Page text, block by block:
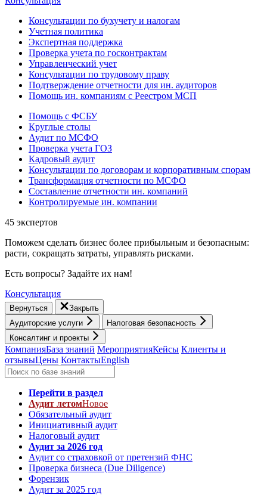
Консультации по бухучету и налогам
Учетная политика
Экспертная поддержка
Проверка учета по госконтрактам
Управленческий учет
Консультации по трудовому праву
Подтверждение отчетности для ин. аудиторов
Помощь ин. компаниям с Реестром МСП
Помощь с ФСБУ
Круглые столы
Аудит по МСФО
Проверка учета ГОЗ
Кадровый аудит
Консультации по договорам и корпоративным спорам
Трансформация отчетности по МСФО
Составление отчетности ин. компаний
Контролируемые ин. компании
45 экспертов
Поможем сделать бизнес более прибыльным и безопасным:
расти, cокращать затраты, управлять рисками.
Есть вопросы? Задайте их нам!
Консультация
Вернуться
Закрыть
Аудиторские услуги
Налоговая безопасность
Консалтинг и проекты
КомпанияБаза знаний МероприятияКейсы Клиенты и
отзывыЦены КонтактыEnglish
Перейти в раздел
Аудит летомНовое
Обязательный аудит
Инициативный аудит
Налоговый аудит
Аудит за 2026 год
Аудит со страховкой от претензий ФНС
Проверка бизнеса (Due Diligence)
Форензик
Аудит за 2025 год